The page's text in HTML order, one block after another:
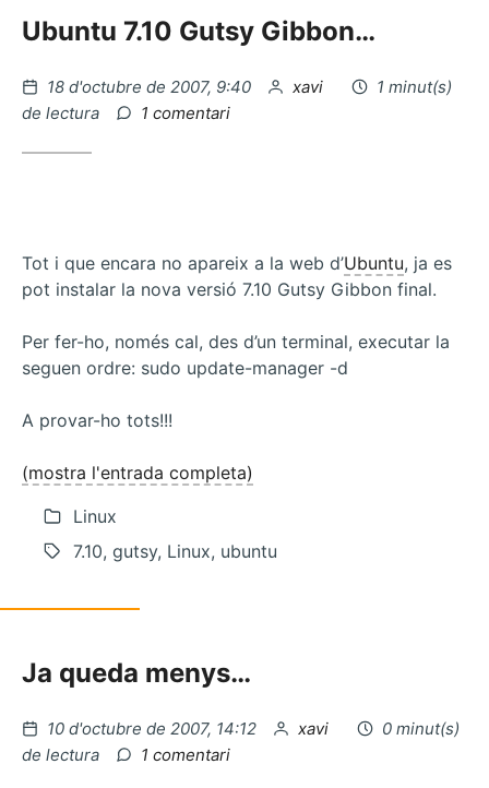
Ubuntu 7.10 Gutsy Gibbon…
Publicat
el
18 d'octubre de 2007, 9:40 per
xavi
1 minut(s)
de lectura
1 comentaria
Tot i que encara no apareix a la web d’Ubuntu, ja es
pot instalar la nova versió 7.10 Gutsy Gibbon final.
Per fer-ho, només cal, des d’un terminal, executar la
seguen ordre: sudo update-manager -d
A provar-ho tots!!!
(mostra l'entrada completa)
Linux
7.10, gutsy, Linux, ubuntu
Ja queda menys…
Publicat
el
10 d'octubre de 2007, 14:12 per
xavi
0 minut(s)
de lectura
1 comentaria